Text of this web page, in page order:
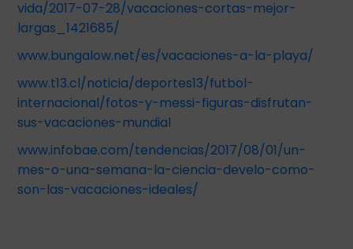
vida/2017-07-28/vacaciones-cortas-mejor-
largas_1421685/
www.bungalow.net/es/vacaciones-a-la-playa/
www.t13.cl/noticia/deportes13/futbol-
internacional/fotos-y-messi-figuras-disfrutan-
sus-vacaciones-mundial
www.infobae.com/tendencias/2017/08/01/un-
mes-o-una-semana-la-ciencia-develo-como-
son-las-vacaciones-ideales/